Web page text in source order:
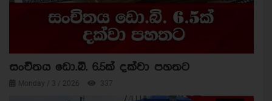
සංචිතය ඩො.බි. 6.5ක් දක්වා පහතට
Monday / 3 / 2026 337